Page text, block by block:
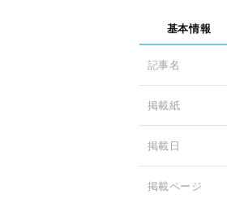
基本情報
記事名
掲載紙
掲載日
掲載ページ